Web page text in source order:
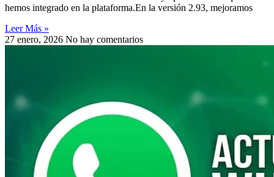
hemos integrado en la plataforma.En la versión 2.93, mejoramos
Leer Más »
27 enero, 2026 No hay comentarios